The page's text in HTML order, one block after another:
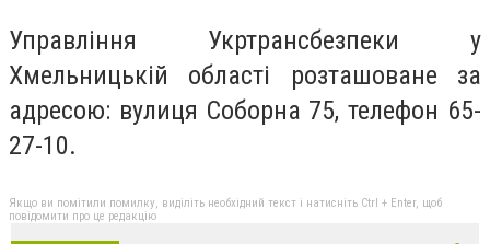
Управління Укртрансбезпеки у
Хмельницькій області розташоване за
адресою: вулиця Соборна 75, телефон 65-
27-10.
Якщо ви помітили помилку, виділіть необхідний текст і натисніть Ctrl + Enter, щоб
повідомити про це редакцію